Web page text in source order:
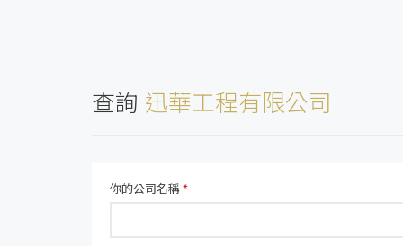
查詢 迅華工程有限公司
你的公司名稱*